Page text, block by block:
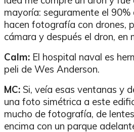
mayoría: seguramente el
hacen fotografía con drones,
cámara y después el dron, en
Calm: El hospital naval es
peli de Wes Anderson.
MC: Si, veía esas ventanas y
una foto simétrica a este
mucho de fotografía, de
encima con un parque